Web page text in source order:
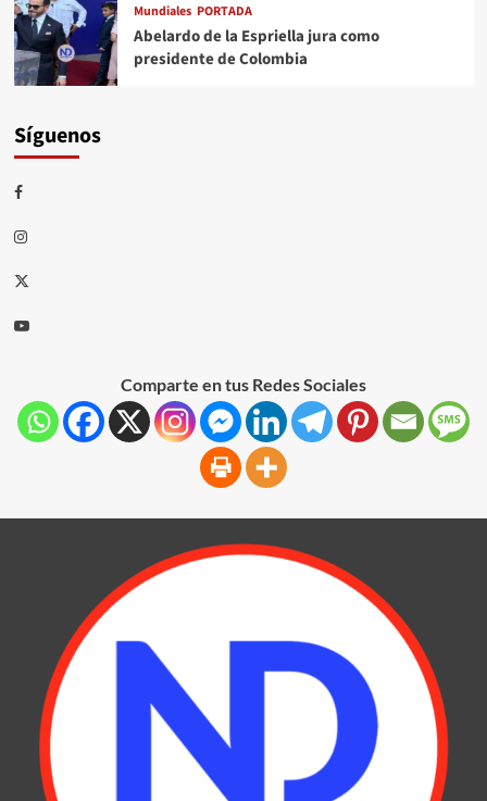
Mundiales PORTADA
Abelardo de la Espriella jura como
presidente de Colombia
Síguenos
Comparte en tus Redes Sociales